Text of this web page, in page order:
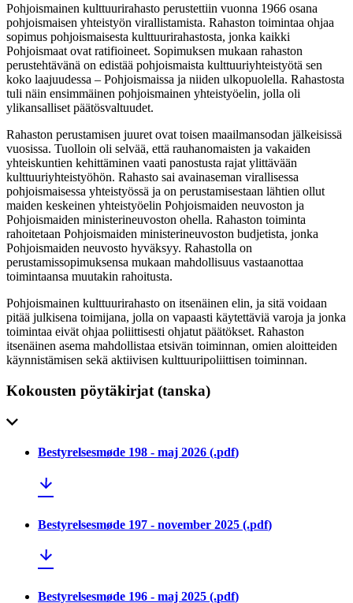
Pohjoismainen kulttuurirahasto perustettiin vuonna 1966 osana
pohjoismaisen yhteistyön virallistamista. Rahaston toimintaa ohjaa
sopimus pohjoismaisesta kulttuurirahastosta, jonka kaikki
Pohjoismaat ovat ratifioineet. Sopimuksen mukaan rahaston
perustehtävänä on edistää pohjoismaista kulttuuriyhteistyötä sen
koko laajuudessa – Pohjoismaissa ja niiden ulkopuolella. Rahastosta
tuli näin ensimmäinen pohjoismainen yhteistyöelin, jolla oli
ylikansalliset päätösvaltuudet.
Rahaston perustamisen juuret ovat toisen maailmansodan jälkeisissä
vuosissa. Tuolloin oli selvää, että rauhanomaisten ja vakaiden
yhteiskuntien kehittäminen vaati panostusta rajat ylittävään
kulttuuriyhteistyöhön. Rahasto sai avainaseman virallisessa
pohjoismaisessa yhteistyössä ja on perustamisestaan lähtien ollut
maiden keskeinen yhteistyöelin Pohjoismaiden neuvoston ja
Pohjoismaiden ministerineuvoston ohella. Rahaston toiminta
rahoitetaan Pohjoismaiden ministerineuvoston budjetista, jonka
Pohjoismaiden neuvosto hyväksyy. Rahastolla on
perustamissopimuksensa mukaan mahdollisuus vastaanottaa
toimintaansa muutakin rahoitusta.
Pohjoismainen kulttuurirahasto on itsenäinen elin, ja sitä voidaan
pitää julkisena toimijana, jolla on vapaasti käytettäviä varoja ja jonka
toimintaa eivät ohjaa poliittisesti ohjatut päätökset. Rahaston
itsenäinen asema mahdollistaa etsivän toiminnan, omien aloitteiden
käynnistämisen sekä aktiivisen kulttuuripoliittisen toiminnan.
Kokousten pöytäkirjat (tanska)
Bestyrelsesmøde 198 - maj 2026 (.pdf)
Bestyrelsesmøde 197 - november 2025 (.pdf)
Bestyrelsesmøde 196 - maj 2025 (.pdf)